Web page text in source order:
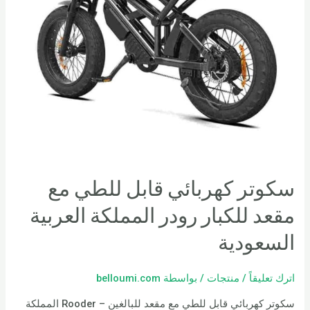
سكوتر كهربائي قابل للطي مع
مقعد للكبار رودر المملكة العربية
السعودية
اترك تعليقاً / منتجات / بواسطة belloumi.com
سكوتر كهربائي قابل للطي مع مقعد للبالغين – Rooder المملكة